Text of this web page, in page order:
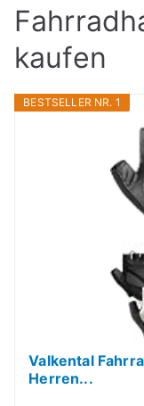
kaufen
BESTSELLER NR. 1
Valkental
Herren...